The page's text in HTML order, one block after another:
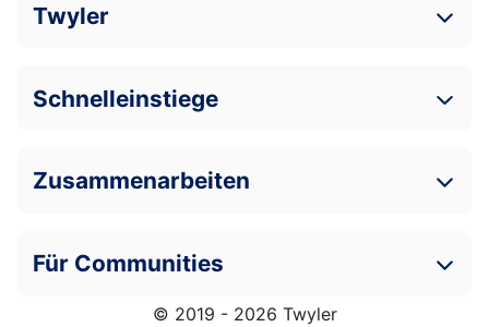
Twyler
Schnelleinstiege
Zusammenarbeiten
Für Communities
© 2019 - 2026 Twyler